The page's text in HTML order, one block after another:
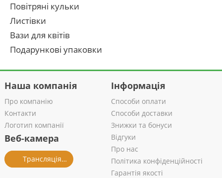
Повітряні кульки
Листівки
Вази для квітів
Подарункові упаковки
Наша компанія
Про компанію
Контакти
Логотип компанії
Веб-камера
Трансляція із салону
Інформація
Способи оплати
Способи доставки
Знижки та бонуси
Відгуки
Про нас
Політика конфіденційності
Гарантія якості